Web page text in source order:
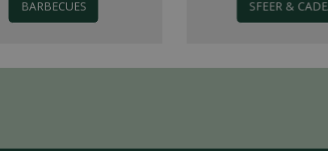
BARBECUES SFEER &